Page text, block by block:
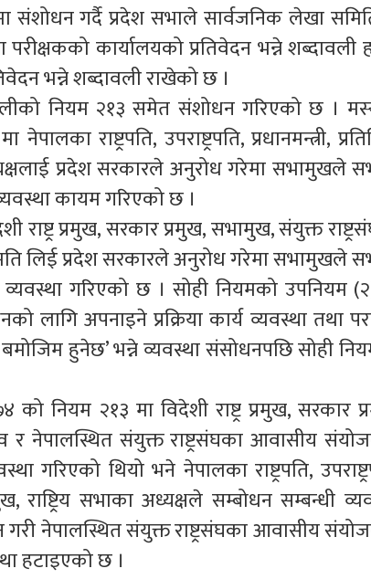
संशोधन गर्दै प्रदेश सभाले सार्वजनिक लेखा
कार्यालयको प्रतिवेदन भन्ने शब्दावली
भन्ने शब्दावली राखेको छ ।
नियम २१३ समेत संशोधन गरिएको छ ।
राष्ट्रपति, उपराष्ट्रपति, प्रधानमन्त्री,
प्रदेश सरकारले अनुरोध गरेमा सभामुखले
कायम गरिएको छ ।
प्रमुख, सरकार प्रमुख, सभामुख, संयुक्त
लिई प्रदेश सरकारले अनुरोध गरेमा सभामुखले
गरिएको छ । सोही नियमको उपनियम
लागि अपनाइने प्रक्रिया कार्य व्यवस्था तथा
हुनेछ’ भन्ने व्यवस्था संसोधनपछि सोही
नियम २१३ मा विदेशी राष्ट्र प्रमुख, सरकार
र नेपालस्थित संयुक्त राष्ट्रसंघका आवासीय
गरिएको थियो भने नेपालका राष्ट्रपति,
राष्ट्रिय सभाका अध्यक्षले सम्बोधन सम्बन्धी
नेपालस्थित संयुक्त राष्ट्रसंघका आवासीय
हटाइएको छ ।